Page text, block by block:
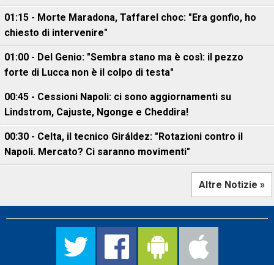
01:15 - Morte Maradona, Taffarel choc: "Era gonfio, ho
chiesto di intervenire"
01:00 - Del Genio: "Sembra stano ma è così: il pezzo
forte di Lucca non è il colpo di testa"
00:45 - Cessioni Napoli: ci sono aggiornamenti su
Lindstrom, Cajuste, Ngonge e Cheddira!
00:30 - Celta, il tecnico Giráldez: "Rotazioni contro il
Napoli. Mercato? Ci saranno movimenti"
Altre Notizie »